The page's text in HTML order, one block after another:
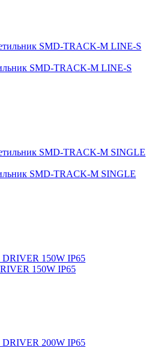
SMD-TRACK-M LINE-S
SMD-TRACK-M SINGLE
150W IP65